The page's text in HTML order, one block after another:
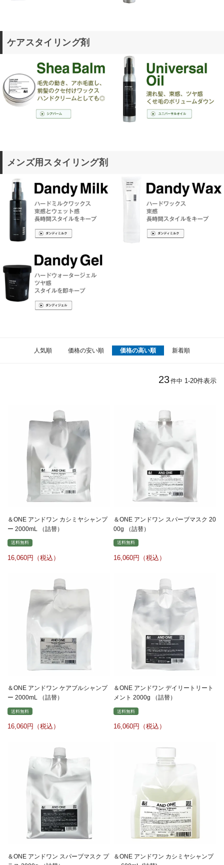
ケアスタイリング剤
メンズ用スタイリング剤
人気順 価格の安い順 価格の高い順 新着順
23件中 1-20件表示
＆ONE アンドワン カシミヤシャンプ
ー 2000mL （詰替）
送料無料
16,060
＆ONE アンドワン スパーブマスク 20
00g （詰替）
送料無料
16,060
＆ONE アンドワン ケアブルシャンプ
ー 2000mL （詰替）
送料無料
16,060
＆ONE アンドワン デイリートリート
メント 2000g （詰替）
送料無料
16,060
＆ONE アンドワン スパーブマスク プ
＆ONE アンドワン カシミヤシャンプ